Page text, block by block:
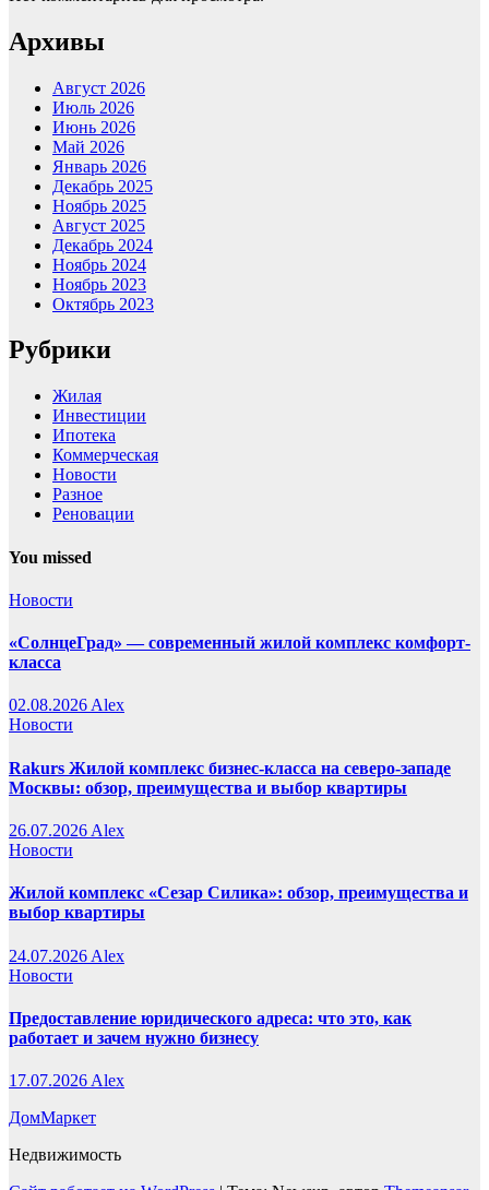
Архивы
Август 2026
Июль 2026
Июнь 2026
Май 2026
Январь 2026
Декабрь 2025
Ноябрь 2025
Август 2025
Декабрь 2024
Ноябрь 2024
Ноябрь 2023
Октябрь 2023
Рубрики
Жилая
Инвестиции
Ипотека
Коммерческая
Новости
Разное
Реновации
You missed
Новости
«СолнцеГрад» — современный жилой комплекс комфорт-
класса
02.08.2026Alex
Новости
Rakurs Жилой комплекс бизнес-класса на северо-западе
Москвы: обзор, преимущества и выбор квартиры
26.07.2026 Alex
Новости
Жилой комплекс «Сезар Силика»: обзор, преимущества и
выбор квартиры
24.07.2026 Alex
Новости
Предоставление юридического адреса: что это, как
работает и зачем нужно бизнесу
17.07.2026 Alex
ДомМаркет
Недвижимость